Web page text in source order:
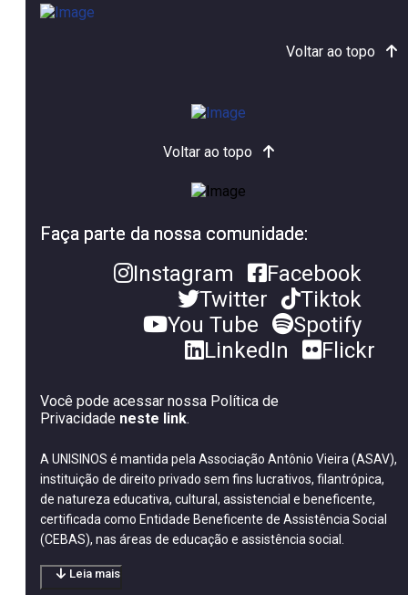
Voltar ao topo
Voltar ao topo
Faça parte da nossa comunidade:
Instagram
Facebook
Twitter
Tiktok
You Tube
Spotify
LinkedIn
Flickr
Você pode acessar nossa Política de
Privacidade neste link.
A UNISINOS é mantida pela Associação Antônio Vieira (ASAV),
instituição de direito privado sem fins lucrativos, filantrópica,
de natureza educativa, cultural, assistencial e beneficente,
certificada como Entidade Beneficente de Assistência Social
(CEBAS), nas áreas de educação e assistência social.
Leia mais